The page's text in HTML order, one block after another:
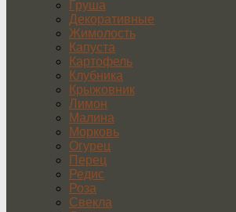
Груша
Декоративные
Жимолость
Капуста
Картофель
Клубника
Крыжовник
Лимон
Малина
Морковь
Огурец
Перец
Редис
Роза
Свекла